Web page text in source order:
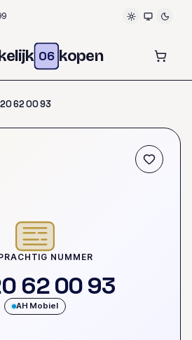
06 kopen
20620093
NUMMER
0 620093
AH Mobiel